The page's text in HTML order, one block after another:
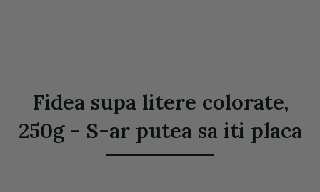
Fidea supa litere colorate,
250g - S-ar putea sa iti placa